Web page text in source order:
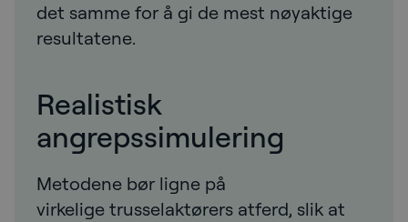
det samme for å gi de mest nøyaktige
resultatene.
Realistisk
angrepssimulering
Metodene bør ligne på
virkelige trusselaktørers atferd, slik at